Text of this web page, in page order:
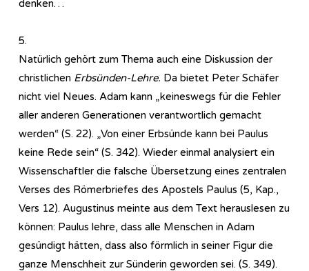
denken…
5.
Natürlich gehört zum Thema auch eine Diskussion der
christlichen Erbsünden-Lehre. Da bietet Peter Schäfer
nicht viel Neues. Adam kann „keineswegs für die Fehler
aller anderen Generationen verantwortlich gemacht
werden“ (S. 22). „Von einer Erbsünde kann bei Paulus
keine Rede sein“ (S. 342). Wieder einmal analysiert ein
Wissenschaftler die falsche Übersetzung eines zentralen
Verses des Römerbriefes des Apostels Paulus (5, Kap.,
Vers 12). Augustinus meinte aus dem Text herauslesen zu
können: Paulus lehre, dass alle Menschen in Adam
gesündigt hätten, dass also förmlich in seiner Figur die
ganze Menschheit zur Sünderin geworden sei. (S. 349).